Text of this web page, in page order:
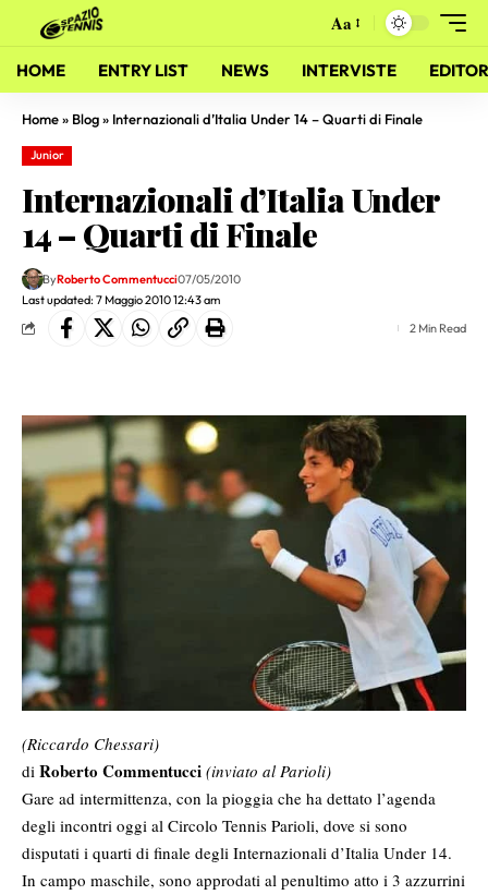
Aa
HOME ENTRY LIST NEWS INTERVISTE
Home» Blog» Internazionali d’Italia Under 14 – Quarti di Finale
Junior
Internazionali d’Italia Under
14 – Quarti di Finale
Last updated: 7 Maggio 2010 12:43 am
ByRoberto Commentucci07/05/2010
2 Min Read
(Riccardo Chessari)
di Roberto Commentucci (inviato al Parioli)
Gare ad intermittenza, con la pioggia che ha dettato l’agenda
degli incontri oggi al Circolo Tennis Parioli, dove si sono
disputati i quarti di finale degli Internazionali d’Italia Under 14.
In campo maschile, sono approdati al penultimo atto i 3 azzurrini